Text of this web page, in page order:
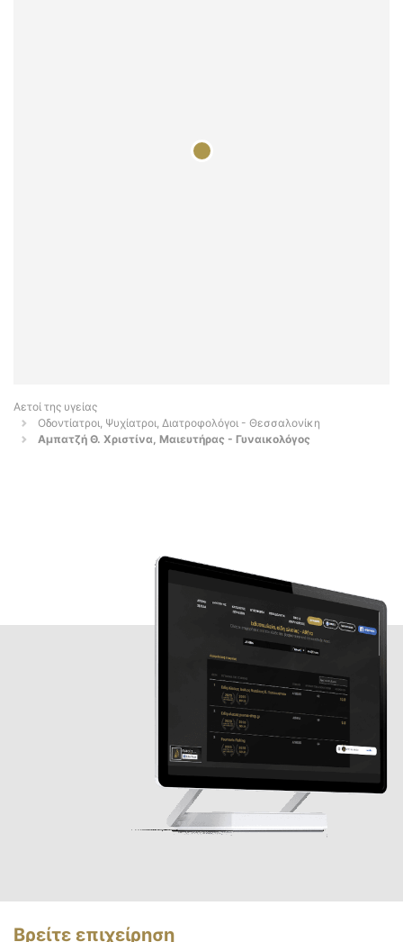
Αετοί της υγείας
Οδοντίατροι, Ψυχίατροι, Διατροφολόγοι - Θεσσαλονίκη
Αμπατζή Θ. Χριστίνα, Μαιευτήρας - Γυναικολόγος
Βρείτε επιχείρηση